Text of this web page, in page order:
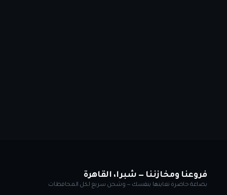
فروعنا ومخازننا — شبرا، القاهرة
بضاعة حاضرة تعاينها بنفسك — وشحن سريع لكل المحافظات